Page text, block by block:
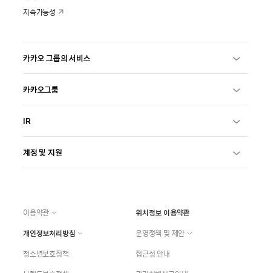
지속가능성
카카오 그룹의 서비스
카카오그룹
IR
계정 및 지원
이용약관
위치정보 이용약관
개인정보처리방침
운영정책 및 제안
청소년보호정책
접근성 안내